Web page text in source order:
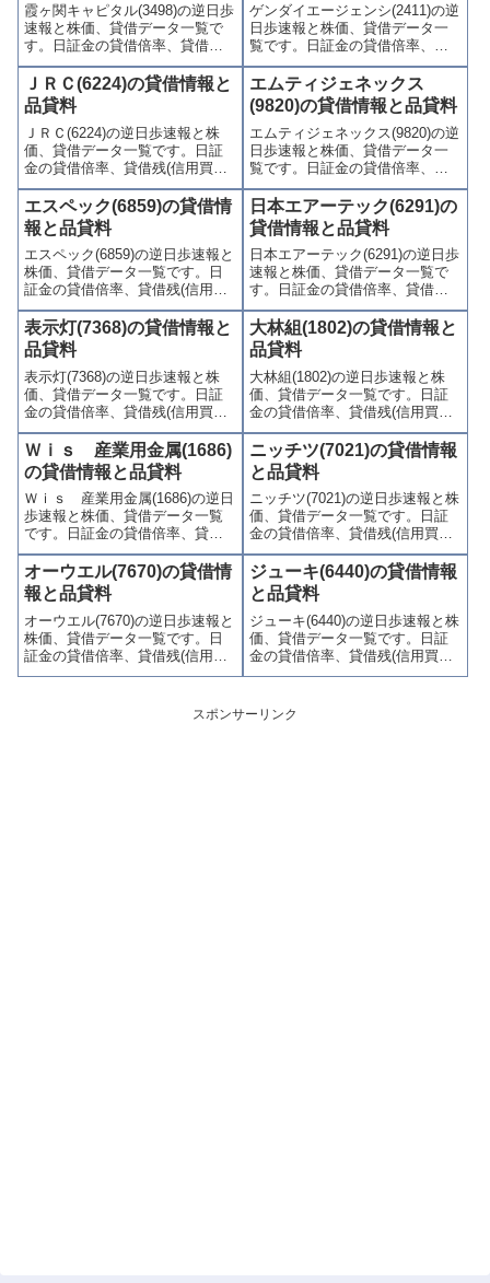
霞ヶ関キャピタル(3498)の逆日歩
速報と株価、貸借データ一覧で
す。日証金の貸借倍率、貸借残
(信用買残、信用売残)、品貸料
(逆日歩)、東証の週末残高、規制
(注意喚起・申込停止)など、空売
り関連情報を集計し、図解でわ
かりやすくまとめて掲載してい
ます。
ゲンダイエージェンシ(2411)の逆
日歩速報と株価、貸借データ一
覧です。日証金の貸借倍率、貸
借残(信用買残、信用売残)、品貸
料(逆日歩)、東証の週末残高、規
制(注意喚起・申込停止)など、空
売り関連情報を集計し、図解で
わかりやすくまとめて掲載して
います。
ＪＲＣ(6224)の貸借情報と
品貸料
ＪＲＣ(6224)の逆日歩速報と株
価、貸借データ一覧です。日証
金の貸借倍率、貸借残(信用買
残、信用売残)、品貸料(逆日
歩)、東証の週末残高、規制(注意
喚起・申込停止)など、空売り関
連情報を集計し、図解でわかり
やすくまとめて掲載していま
す。
エムティジェネックス
(9820)の貸借情報と品貸料
エムティジェネックス(9820)の逆
日歩速報と株価、貸借データ一
覧です。日証金の貸借倍率、貸
借残(信用買残、信用売残)、品貸
料(逆日歩)、東証の週末残高、規
制(注意喚起・申込停止)など、空
売り関連情報を集計し、図解で
わかりやすくまとめて掲載して
います。
エスペック(6859)の貸借情
報と品貸料
エスペック(6859)の逆日歩速報と
株価、貸借データ一覧です。日
証金の貸借倍率、貸借残(信用買
残、信用売残)、品貸料(逆日
歩)、東証の週末残高、規制(注意
喚起・申込停止)など、空売り関
連情報を集計し、図解でわかり
やすくまとめて掲載していま
す。
日本エアーテック(6291)の
貸借情報と品貸料
日本エアーテック(6291)の逆日歩
速報と株価、貸借データ一覧で
す。日証金の貸借倍率、貸借残
(信用買残、信用売残)、品貸料
(逆日歩)、東証の週末残高、規制
(注意喚起・申込停止)など、空売
り関連情報を集計し、図解でわ
かりやすくまとめて掲載してい
ます。
表示灯(7368)の貸借情報と
品貸料
表示灯(7368)の逆日歩速報と株
価、貸借データ一覧です。日証
金の貸借倍率、貸借残(信用買
残、信用売残)、品貸料(逆日
歩)、東証の週末残高、規制(注意
喚起・申込停止)など、空売り関
連情報を集計し、図解でわかり
やすくまとめて掲載していま
す。
大林組(1802)の貸借情報と
品貸料
大林組(1802)の逆日歩速報と株
価、貸借データ一覧です。日証
金の貸借倍率、貸借残(信用買
残、信用売残)、品貸料(逆日
歩)、東証の週末残高、規制(注意
喚起・申込停止)など、空売り関
連情報を集計し、図解でわかり
やすくまとめて掲載していま
す。
Ｗｉｓ 産業用金属(1686)
の貸借情報と品貸料
Ｗｉｓ 産業用金属(1686)の逆日
歩速報と株価、貸借データ一覧
です。日証金の貸借倍率、貸借
残(信用買残、信用売残)、品貸料
(逆日歩)、東証の週末残高、規制
(注意喚起・申込停止)など、空売
り関連情報を集計し、図解でわ
かりやすくまとめて掲載してい
ます。
ニッチツ(7021)の貸借情報
と品貸料
ニッチツ(7021)の逆日歩速報と株
価、貸借データ一覧です。日証
金の貸借倍率、貸借残(信用買
残、信用売残)、品貸料(逆日
歩)、東証の週末残高、規制(注意
喚起・申込停止)など、空売り関
連情報を集計し、図解でわかり
やすくまとめて掲載していま
す。
オーウエル(7670)の貸借情
報と品貸料
オーウエル(7670)の逆日歩速報と
株価、貸借データ一覧です。日
証金の貸借倍率、貸借残(信用買
残、信用売残)、品貸料(逆日
喚起・申込停止)など、空売り関
連情報を集計し、図解でわかり
ジューキ(6440)の貸借情報
と品貸料
ジューキ(6440)の逆日歩速報と株
価、貸借データ一覧です。日証
金の貸借倍率、貸借残(信用買
残、信用売残)、品貸料(逆日
喚起・申込停止)など、空売り関
連情報を集計し、図解でわかり
スポンサーリンク